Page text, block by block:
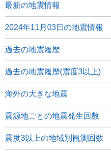
最新の地震情報
2024年11月03日の地震情報
過去の地震履歴
過去の地震履歴(震度3以上)
海外の大きな地震
震源地ごとの地震発生回数
震度3以上の地域別観測回数